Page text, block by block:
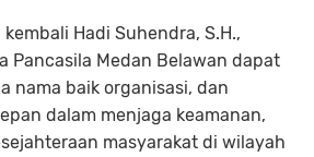
Hadi Suhendra, S.H.,
Pancasila Medan Belawan dapat
nama baik organisasi, dan
dalam menjaga keamanan,
masyarakat di wilayah